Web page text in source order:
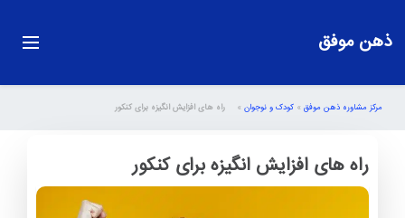
ذهن موفق
مرکز مشاوره ذهن موفق » کودک و نوجوان » راه های افزایش انگیزه برای کنکور
راه های افزایش انگیزه برای کنکور